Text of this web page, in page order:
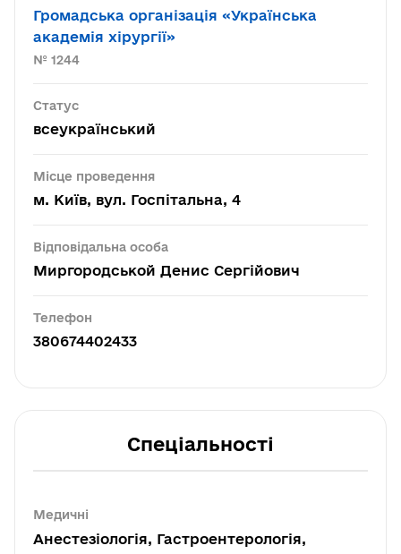
Громадська організація «Українська
академія хірургії»
№ 1244
Статус
всеукраїнський
Місце проведення
м. Київ, вул. Госпітальна, 4
Відповідальна особа
Миргородськой Денис Сергійович
Телефон
380674402433
Спеціальності
Медичні
Анестезіологія, Гастроентерологія,